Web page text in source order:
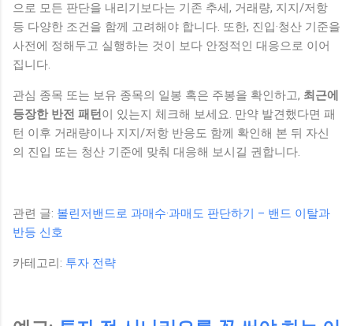
으로 모든 판단을 내리기보다는 기존 추세, 거래량, 지지/저항
등 다양한 조건을 함께 고려해야 합니다. 또한, 진입·청산 기준을
사전에 정해두고 실행하는 것이 보다 안정적인 대응으로 이어
집니다.
관심 종목 또는 보유 종목의 일봉 혹은 주봉을 확인하고, 최근에
등장한 반전 패턴이 있는지 체크해 보세요. 만약 발견했다면 패
턴 이후 거래량이나 지지/저항 반응도 함께 확인해 본 뒤 자신
의 진입 또는 청산 기준에 맞춰 대응해 보시길 권합니다.
관련 글: 볼린저밴드로 과매수·과매도 판단하기 – 밴드 이탈과
반등 신호
카테고리: 투자 전략